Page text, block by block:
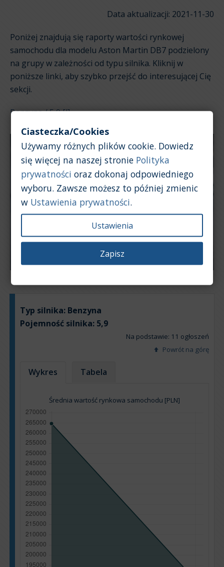
Data aktualizacji: 2021-11-30
Poniżej znajdują się raporty wartości rynkowej
samochodu dla modelu Aston Martin DB7 podzielony
na grupy w zależności od typu silnika. Kliknij w
poniższe linki, aby szybko przejść do interesującej Cię
sekcji.
Benzyna / 5,9 [l]
Typ silnika: Benzyna
Pojemność silnika: 5,9
Na podstawie: 11 ogłoszeń
Powrót na górę
Wykres Tabela
Średnia wartość rynkowa samochodu [PLN]
Ciasteczka/Cookies
Używamy różnych plików cookie. Dowiedz
się więcej na naszej stronie Polityka
prywatności oraz dokonaj odpowiedniego
wyboru. Zawsze możesz to później zmienic
w Ustawienia prywatności.
Ustawienia
Zapisz